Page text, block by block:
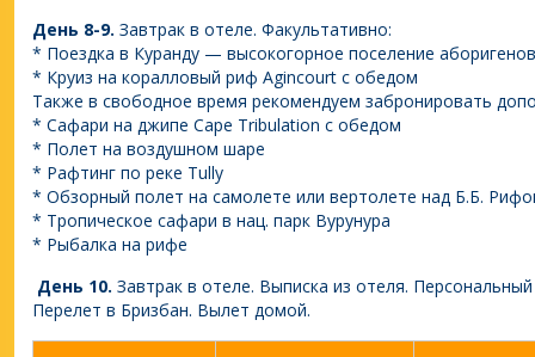
День 8-9. Завтрак в отеле. Факультативно:
* Поездка в Куранду — высокогорное поселение аборигенов
* Круиз на коралловый риф Agincourt с обедом
Также в свободное время рекомендуем забронировать
* Сафари на джипе Cape Tribulation с обедом
* Полет на воздушном шаре
* Рафтинг по реке Tully
* Обзорный полет на самолете или вертолете над Б.Б.
* Тропическое сафари в нац. парк Вурунура
* Рыбалка на рифе
День 10. Завтрак в отеле. Выписка из отеля.
Перелет в Бризбан. Вылет домой.